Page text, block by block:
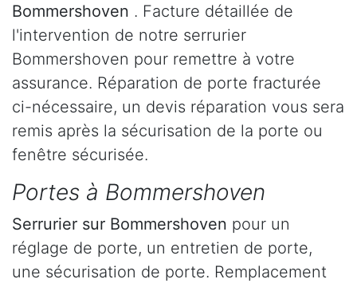
Bommershoven . Facture détaillée de
l'intervention de notre serrurier
Bommershoven pour remettre à votre
assurance. Réparation de porte fracturée
ci-nécessaire, un devis réparation vous sera
remis après la sécurisation de la porte ou
fenêtre sécurisée.
Portes à Bommershoven
Serrurier sur Bommershoven pour un
réglage de porte, un entretien de porte,
une sécurisation de porte. Remplacement